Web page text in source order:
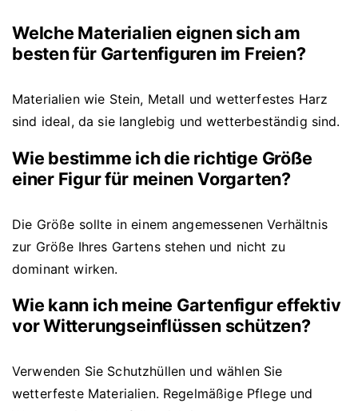
Welche Materialien eignen sich am
besten für Gartenfiguren im Freien?
Materialien wie Stein, Metall und wetterfestes Harz
sind ideal, da sie langlebig und wetterbeständig sind.
Wie bestimme ich die richtige Größe
einer Figur für meinen Vorgarten?
Die Größe sollte in einem angemessenen Verhältnis
zur Größe Ihres Gartens stehen und nicht zu
dominant wirken.
Wie kann ich meine Gartenfigur effektiv
vor Witterungseinflüssen schützen?
Verwenden Sie Schutzhüllen und wählen Sie
wetterfeste Materialien. Regelmäßige Pflege und